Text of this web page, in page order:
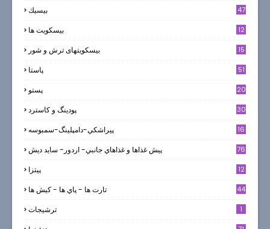
بيسيك 47
بیسکویت ها
12
بیسکویتهای ترش و شور 15
پاستا 51
پستو 20
پودینگ و کاسترد 30
پيراشكي-دامپلينگ-سمبوسه 16
پيش غذاها و غذاهاي جانبي- اردور- سايد ديش 76
پیتزا 12
تارت ها - پاي ها - كيش ها 44
ترشيجات 1